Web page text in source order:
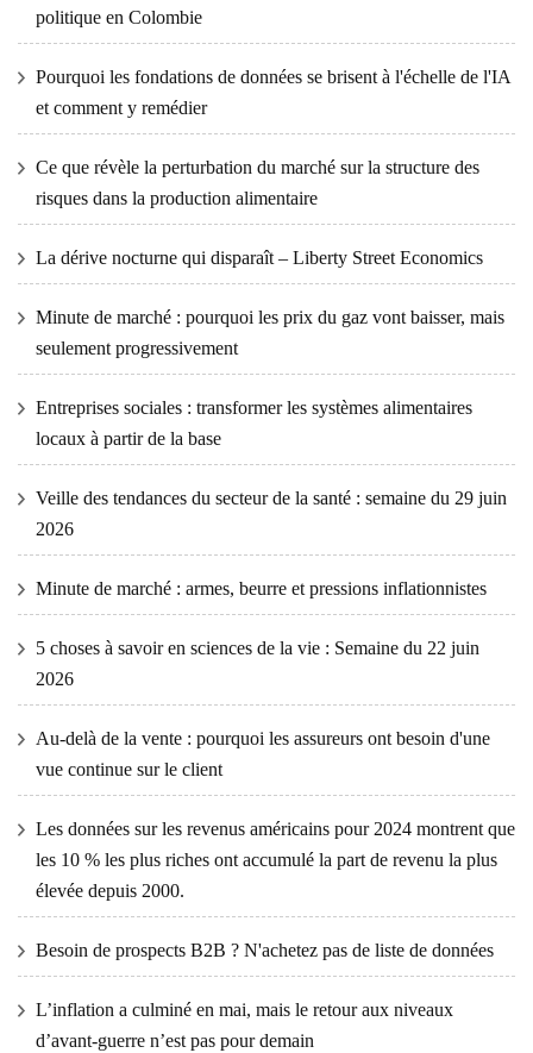
politique en Colombie
Pourquoi les fondations de données se brisent à l'échelle de l'IA
et comment y remédier
Ce que révèle la perturbation du marché sur la structure des
risques dans la production alimentaire
La dérive nocturne qui disparaît – Liberty Street Economics
Minute de marché : pourquoi les prix du gaz vont baisser, mais
seulement progressivement
Entreprises sociales : transformer les systèmes alimentaires
locaux à partir de la base
Veille des tendances du secteur de la santé : semaine du 29 juin
2026
Minute de marché : armes, beurre et pressions inflationnistes
5 choses à savoir en sciences de la vie : Semaine du 22 juin
2026
Au-delà de la vente : pourquoi les assureurs ont besoin d'une
vue continue sur le client
Les données sur les revenus américains pour 2024 montrent que
les 10 % les plus riches ont accumulé la part de revenu la plus
élevée depuis 2000.
Besoin de prospects B2B ? N'achetez pas de liste de données
L’inflation a culminé en mai, mais le retour aux niveaux
d’avant-guerre n’est pas pour demain